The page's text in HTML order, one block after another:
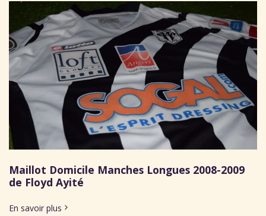
Maillot Domicile Manches Longues 2008-2009
de Floyd Ayité
En savoir plus